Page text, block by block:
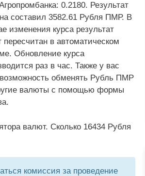
0.2180. Результат
составил 3582.61 Рубля ПМР. В
изменения курса результат
пересчитан в автоматическом
Обновление курса
раз в час. Также у вас
обменять Рубль ПМР
валюты с помощью формы
валют. Сколько 16434 Рубля
комиссия за проведение